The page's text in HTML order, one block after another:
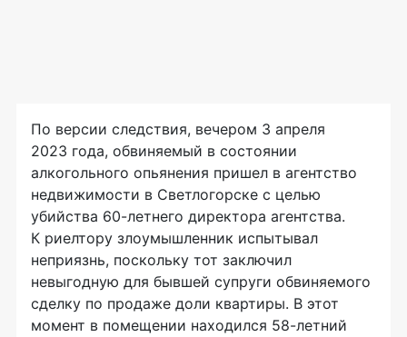
По версии следствия, вечером 3 апреля
2023 года, обвиняемый в состоянии
алкогольного опьянения пришел в агентство
недвижимости в Светлогорске с целью
убийства 60-летнего директора агентства.
К риелтору злоумышленник испытывал
неприязнь, поскольку тот заключил
невыгодную для бывшей супруги обвиняемого
сделку по продаже доли квартиры. В этот
момент в помещении находился 58-летний